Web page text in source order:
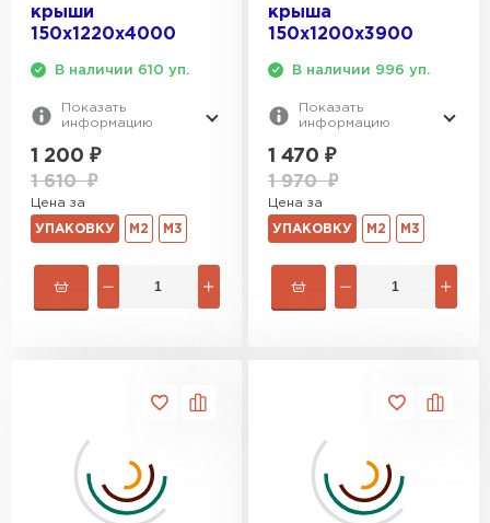
крыши
150х1220х4000
В наличии 610 уп.
Показать
информацию
1 200 ₽
1 610₽
Цена за
УПАКОВКУ М2 М3
крыша
150х1200х3900
В наличии 996 уп.
Показать
информацию
1 470 ₽
1 970₽
Цена за
УПАКОВКУ М2 М3